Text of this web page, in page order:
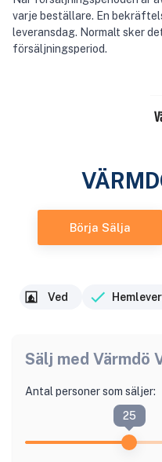
varje beställare. En
leveransdag. Normalt sker
försäljningsperiod.
Börja Sälja
Ved
Sälj med Värmdö
Antal personer som säljer:
25